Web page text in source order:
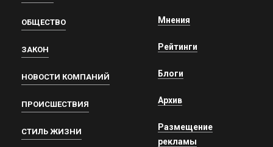
ОБЩЕСТВО
ЗАКОН
НОВОСТИ КОМПАНИЙ
ПРОИСШЕСТВИЯ
СТИЛЬ ЖИЗНИ
Мнения
Рейтинги
Блоги
Архив
Размещение
рекламы